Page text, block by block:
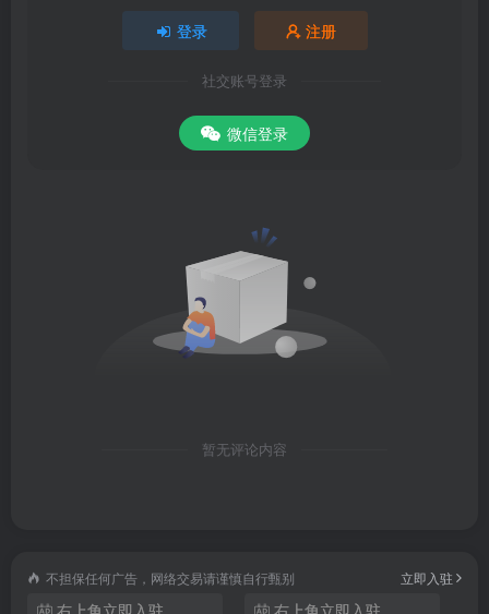
-全新的课程计划模块，帮你规划每天的课程，实时监督和记
-3种不同的课程强度（低、中、高），任你选择。
-多种课程时长（5/10/15/20/30/45 分钟），随你而变。
-内容丰富的瑜伽课程持续更新，不断追加。
登录 注册
社交账号登录
微信登录
暂无评论内容
不担保任何广告，网络交易请谨慎自行甄别 立即入驻
右上角立即入驻 右上角立即入驻